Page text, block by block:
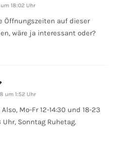
18:02 Uhr
Öffnungszeiten auf dieser
wäre ja interessant oder?
sagt:
um 1:52 Uhr
Mo-Fr 12-14:30 und 18-23
Uhr, Sonntag Ruhetag.